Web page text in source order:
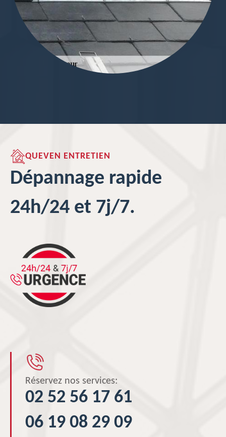
QUEVEN ENTRETIEN
Dépannage rapide
24h/24 et 7j/7.
Réservez nos services:
02 52 56 17 61
06 19 08 29 09